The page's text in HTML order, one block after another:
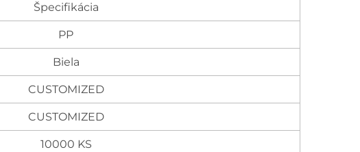
Špecifikácia
PP
Biela
CUSTOMIZED
CUSTOMIZED
10000 KS